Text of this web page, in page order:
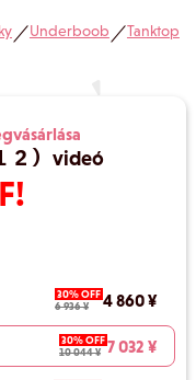
／Underboob／Tanktop
２）videó
30% OFF
6 936 ¥
4 860 ¥
30% OFF
10 044 ¥ 7 032 ¥